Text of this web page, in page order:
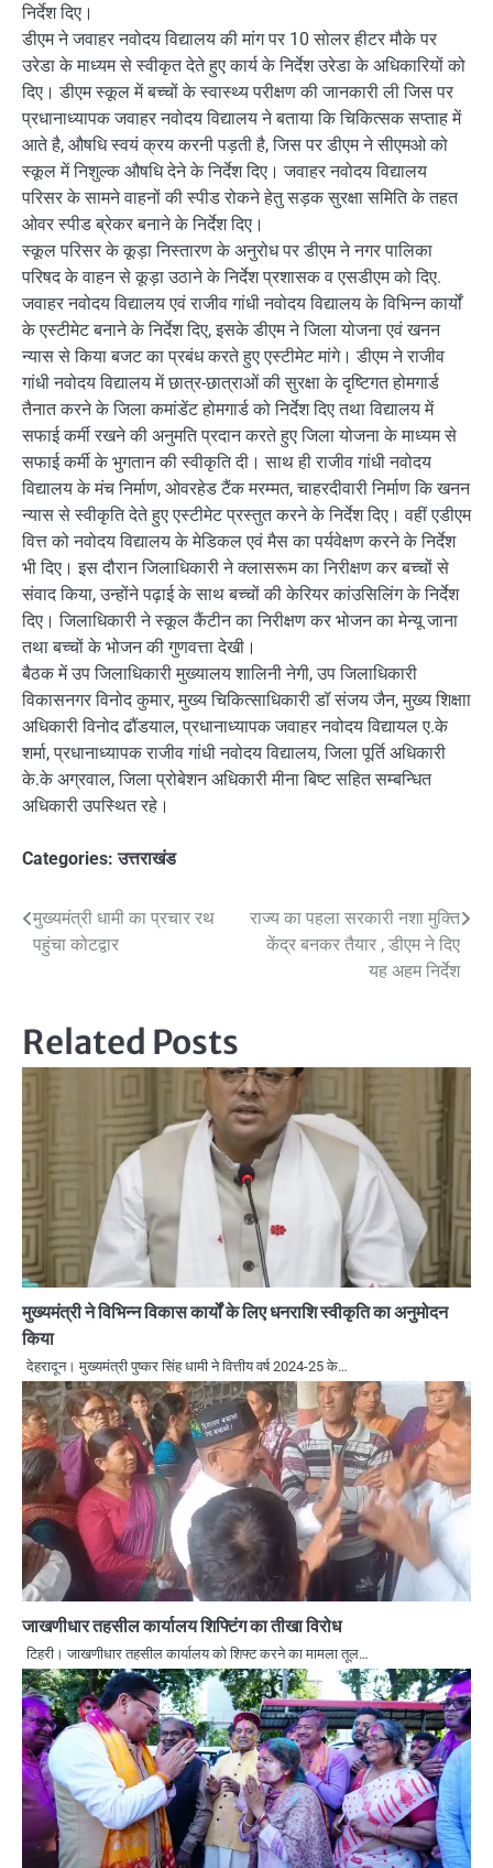
निर्देश दिए।
डीएम ने जवाहर नवोदय विद्यालय की मांग पर 10 सोलर हीटर मौके पर
उरेडा के माध्यम से स्वीकृत देते हुए कार्य के निर्देश उरेडा के अधिकारियों को
दिए। डीएम स्कूल में बच्चों के स्वास्थ्य परीक्षण की जानकारी ली जिस पर
प्रधानाध्यापक जवाहर नवोदय विद्यालय ने बताया कि चिकित्सक सप्ताह में
आते है, औषधि स्वयं क्रय करनी पड़ती है, जिस पर डीएम ने सीएमओ को
स्कूल में निशुल्क औषधि देने के निर्देश दिए। जवाहर नवोदय विद्यालय
परिसर के सामने वाहनों की स्पीड रोकने हेतु सड़क सुरक्षा समिति के तहत
ओवर स्पीड ब्रेकर बनाने के निर्देश दिए।
स्कूल परिसर के कूड़ा निस्तारण के अनुरोध पर डीएम ने नगर पालिका
परिषद के वाहन से कूड़ा उठाने के निर्देश प्रशासक व एसडीएम को दिए.
जवाहर नवोदय विद्यालय एवं राजीव गांधी नवोदय विद्यालय के विभिन्न कार्यों
के एस्टीमेट बनाने के निर्देश दिए, इसके डीएम ने जिला योजना एवं खनन
न्यास से किया बजट का प्रबंध करते हुए एस्टीमेट मांगे। डीएम ने राजीव
गांधी नवोदय विद्यालय में छात्र-छात्राओं की सुरक्षा के दृष्टिगत होमगार्ड
तैनात करने के जिला कमांडेंट होमगार्ड को निर्देश दिए तथा विद्यालय में
सफाई कर्मी रखने की अनुमति प्रदान करते हुए जिला योजना के माध्यम से
सफाई कर्मी के भुगतान की स्वीकृति दी। साथ ही राजीव गांधी नवोदय
विद्यालय के मंच निर्माण, ओवरहेड टैंक मरम्मत, चाहरदीवारी निर्माण कि खनन
न्यास से स्वीकृति देते हुए एस्टीमेट प्रस्तुत करने के निर्देश दिए। वहीं एडीएम
वित्त को नवोदय विद्यालय के मेडिकल एवं मैस का पर्यवेक्षण करने के निर्देश
भी दिए। इस दौरान जिलाधिकारी ने क्लासरूम का निरीक्षण कर बच्चों से
संवाद किया, उन्होंने पढ़ाई के साथ बच्चों की केरियर कांउसिलिंग के निर्देश
दिए। जिलाधिकारी ने स्कूल कैंटीन का निरीक्षण कर भोजन का मेन्यू जाना
तथा बच्चों के भोजन की गुणवत्ता देखी।
बैठक में उप जिलाधिकारी मुख्यालय शालिनी नेगी, उप जिलाधिकारी
विकासनगर विनोद कुमार, मुख्य चिकित्साधिकारी डॉ संजय जैन, मुख्य शिक्षाा
अधिकारी विनोद ढौंडयाल, प्रधानाध्यापक जवाहर नवोदय विद्यायल ए.के
शर्मा, प्रधानाध्यापक राजीव गांधी नवोदय विद्यालय, जिला पूर्ति अधिकारी
के.के अग्रवाल, जिला प्रोबेशन अधिकारी मीना बिष्ट सहित सम्बन्धित
अधिकारी उपस्थित रहे।
Categories:उत्तराखंड
Post
navigation
मुख्यमंत्री धामी का प्रचार रथ
पहुंचा कोटद्वार
राज्य का पहला सरकारी नशा मुक्ति
केंद्र बनकर तैयार , डीएम ने दिए
यह अहम निर्देश
Related Posts
मुख्यमंत्री ने विभिन्न विकास कार्यों के लिए धनराशि स्वीकृति का अनुमोदन
किया
देहरादून। मुख्यमंत्री पुष्कर सिंह धामी ने वित्तीय वर्ष 2024-25 के…
जाखणीधार तहसील कार्यालय शिफ्टिंग का तीखा विरोध
टिहरी। जाखणीधार तहसील कार्यालय को शिफ्ट करने का मामला तूल…